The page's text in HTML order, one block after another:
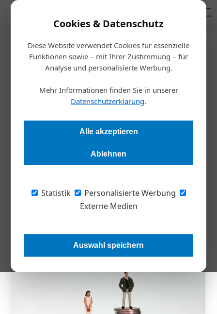
Cookies & Datenschutz
Diese Website verwendet Cookies für essenzielle
Funktionen sowie – mit Ihrer Zustimmung – für
Analyse und personalisierte Werbung.
Mehr Informationen finden Sie in unserer
Datenschutzerklärung.
Alle akzeptieren
Ablehnen
Statistik
Personalisierte Werbung
Externe Medien
Auswahl speichern
Startseite/Wirtschaft
Österreich bleibt bei
Gleichstellung im unteren
Drittel
österreichischen Arbeitsmarkt. Österreich liegt im
internationalen Vergleich nur auf Rang 27 von 33